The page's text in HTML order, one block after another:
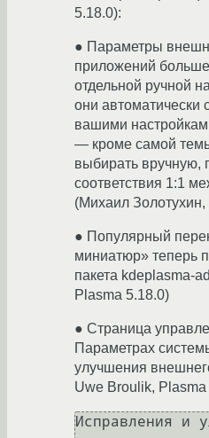
5.18.0):
● Параметры
приложений
отдельной ручной
они автоматически
вашими
— кроме самой
выбирать вручную,
соответствия 1:1
(Михаил
● Популярный
миниатюр» теперь
пакета kdeplasma-
Plasma 5.18.0)
● Страница
Параметрах
улучшения
Uwe Broulik, Plasma
Исправления и